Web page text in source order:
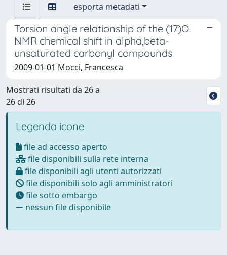
esporta metadati
Torsion angle relationship of the (17)O
NMR chemical shift in alpha,beta-
unsaturated carbonyl compounds
2009-01-01 Mocci, Francesca
Mostrati risultati da 26 a
26 di 26
Legenda icone
file ad accesso aperto
file disponibili sulla rete interna
file disponibili agli utenti autorizzati
file disponibili solo agli amministratori
file sotto embargo
nessun file disponibile